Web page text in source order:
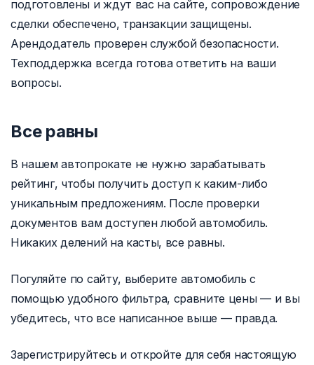
подготовлены и ждут вас на сайте, сопровождение
сделки обеспечено, транзакции защищены.
Арендодатель проверен службой безопасности.
Техподдержка всегда готова ответить на ваши
вопросы.
Все равны
В нашем автопрокате не нужно зарабатывать
рейтинг, чтобы получить доступ к каким-либо
уникальным предложениям. После проверки
документов вам доступен любой автомобиль.
Никаких делений на касты, все равны.
Погуляйте по сайту, выберите автомобиль с
помощью удобного фильтра, сравните цены — и вы
убедитесь, что все написанное выше — правда.
Зарегистрируйтесь и откройте для себя настоящую